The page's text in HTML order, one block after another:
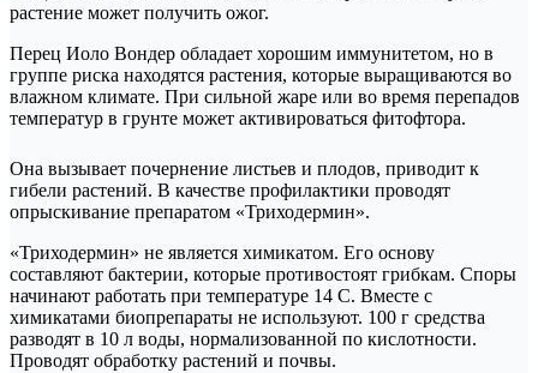
растение может получить ожог.
Перец Иоло Вондер обладает хорошим иммунитетом, но в
группе риска находятся растения, которые выращиваются во
влажном климате. При сильной жаре или во время перепадов
температур в грунте может активироваться фитофтора.
Она вызывает почернение листьев и плодов, приводит к
гибели растений. В качестве профилактики проводят
опрыскивание препаратом «Триходермин».
«Триходермин» не является химикатом. Его основу
составляют бактерии, которые противостоят грибкам. Споры
начинают работать при температуре 14 С. Вместе с
химикатами биопрепараты не используют. 100 г средства
разводят в 10 л воды, нормализованной по кислотности.
Проводят обработку растений и почвы.